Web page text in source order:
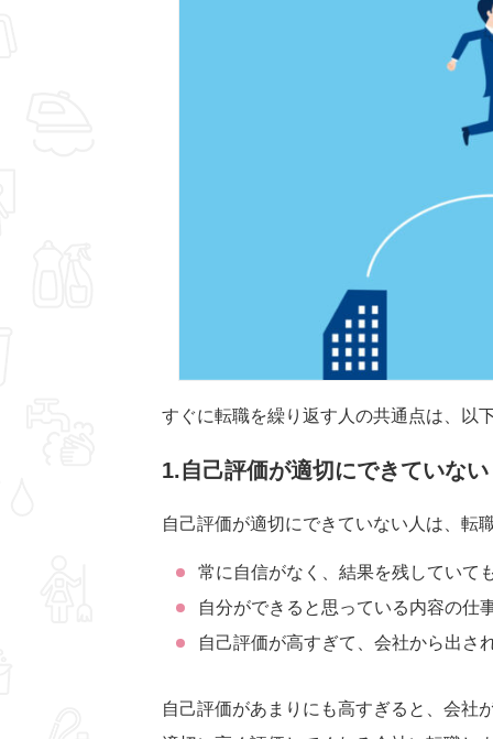
すぐに転職を繰り返す人の共通点は、以
1.自己評価が適切にできていない
自己評価が適切にできていない人は、転
常に自信がなく、結果を残していて
自分ができると思っている内容の仕
自己評価が高すぎて、会社から出さ
自己評価があまりにも高すぎると、会社